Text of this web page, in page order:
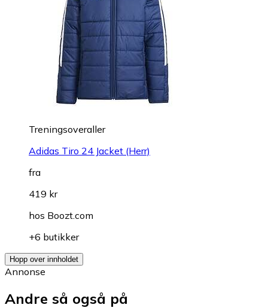
Treningsoveraller
Adidas Tiro 24 Jacket (Herr)
fra
419 kr
hos Boozt.com
+6 butikker
Hopp over innholdet
Annonse
Andre så også på